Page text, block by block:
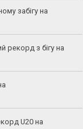
забігу на
рекорд з бігу на
U20 на